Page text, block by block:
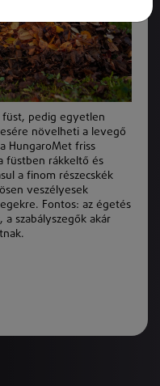
füst, pedig egyetlen
növelheti a levegő
HungaroMet friss
füstben rákkeltő és
a finom részecskék
veszélyesek
Fontos: az égetés
szabályszegők akár